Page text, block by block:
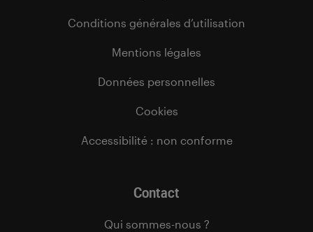
Conditions générales d’utilisation
Mentions légales
Données personnelles
Cookies
Accessibilité : non conforme
Contact
Qui sommes-nous ?